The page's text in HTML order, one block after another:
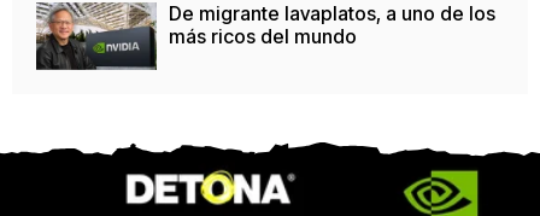
De migrante lavaplatos, a uno de los
más ricos del mundo